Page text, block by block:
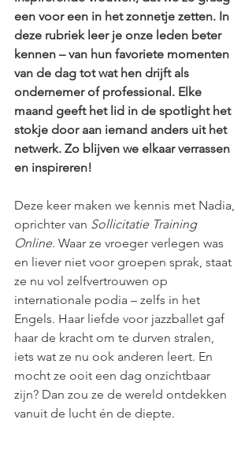
een voor een in het zonnetje zetten. In
deze rubriek leer je onze leden beter
kennen – van hun favoriete momenten
van de dag tot wat hen drijft als
ondernemer of professional. Elke
maand geeft het lid in de spotlight het
stokje door aan iemand anders uit het
netwerk. Zo blijven we elkaar verrassen
en inspireren!
Deze keer maken we kennis met Nadia,
oprichter van Sollicitatie Training
Online. Waar ze vroeger verlegen was
en liever niet voor groepen sprak, staat
ze nu vol zelfvertrouwen op
internationale podia – zelfs in het
Engels. Haar liefde voor jazzballet gaf
haar de kracht om te durven stralen,
iets wat ze nu ook anderen leert. En
mocht ze ooit een dag onzichtbaar
zijn? Dan zou ze de wereld ontdekken
vanuit de lucht én de diepte.